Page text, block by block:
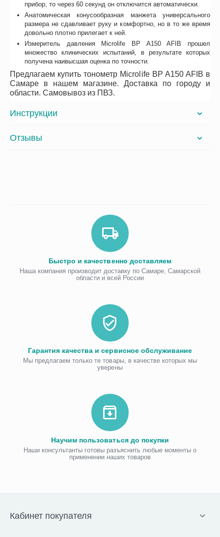
прибор, то через 60 секунд он отключится автоматически.
Анатомическая конусообразная манжета универсального
размера не сдавливает руку и комфортно, но в то же время
довольно плотно прилегает к ней.
Измеритель давления Microlife BP A150 AFIB прошел
множество клинических испытаний, в результате которых
получена наивысшая оценка по точности.
Предлагаем купить тонометр Microlife BP A150 AFIB в
Самаре в нашем магазине. Доставка по городу и
области. Самовывоз из ПВЗ.
Инструкции
Отзывы
Быстро и качественно доставляем
Наша компания производит доставку по Самаре, Самарской
области и всей России
Гарантия качества и сервисное обслуживание
Мы предлагаем только те товары, в качестве которых мы
уверены
Научим пользоваться до покупки
Наши консультанты готовы разъяснить любые моменты о
применении наших товаров
Кабинет покупателя